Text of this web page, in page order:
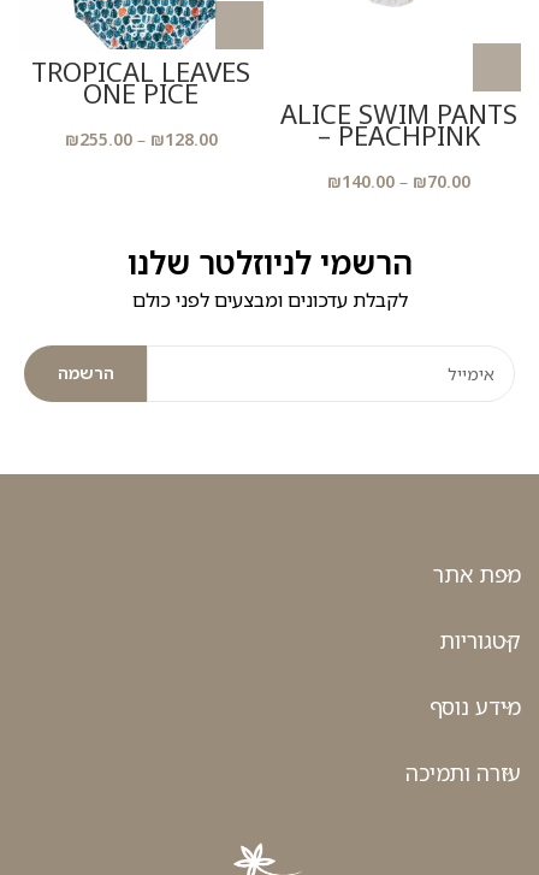
ALICE SWIM PANTS
– PEACHPINK
₪70.00
–
₪140.00
TROPICAL LEAVES
ONE PICE
₪128.00
–
₪255.00
הרשמי לניוזלטר שלנו
לקבלת עדכונים ומבצעים לפני כולם
הרשמה
מפת אתר
קטגוריות
מידע נוסף
עזרה ותמיכה